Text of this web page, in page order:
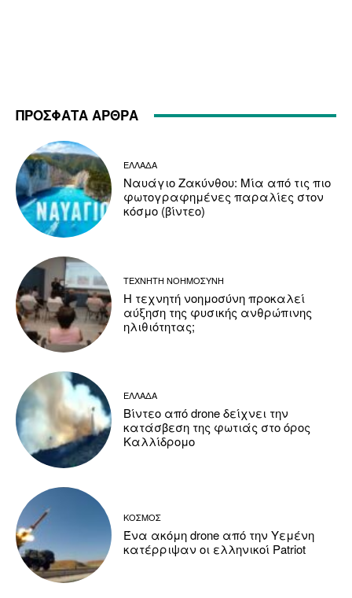
ΠΡΟΣΦΑΤΑ ΑΡΘΡΑ
ΕΛΛΑΔΑ
Ναυάγιο Ζακύνθου: Μία από τις πιο
φωτογραφημένες παραλίες στον
κόσμο (βίντεο)
ΤΕΧΝΗΤΗ ΝΟΗΜΟΣΥΝΗ
Η τεχνητή νοημοσύνη προκαλεί
αύξηση της φυσικής ανθρώπινης
ηλιθιότητας;
ΕΛΛΑΔΑ
Βίντεο από drone δείχνει την
κατάσβεση της φωτιάς στο όρος
Καλλίδρομο
ΚΟΣΜΟΣ
Ένα ακόμη drone από την Υεμένη
κατέρριψαν οι ελληνικοί Patriot